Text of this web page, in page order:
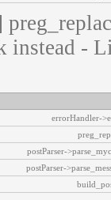
instead -
errorHandler-
postParser-
postParser-